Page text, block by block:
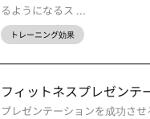
るようになるス ...
トレーニング効果
フィットネスプレゼンテ
プレゼンテーションを成功さ